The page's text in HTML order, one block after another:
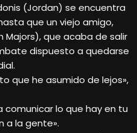
(Jordan) se encuentra
que un viejo amigo,
Majors), que acaba de salir
dispuesto a quedarse
que he asumido de lejos»,
comunicar lo que hay en tu
a la gente».